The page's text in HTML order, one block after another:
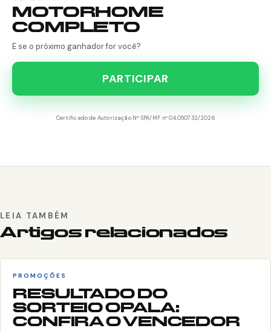
MOTORHOME
COMPLETO
E se o próximo ganhador for você?
PARTICIPAR
Certificado de Autorização Nº SPA/MF nº 04.050732/2026
LEIA TAMBÉM
Artigos relacionados
PROMOÇÕES
RESULTADO DO
SORTEIO OPALA:
CONFIRA O VENCEDOR